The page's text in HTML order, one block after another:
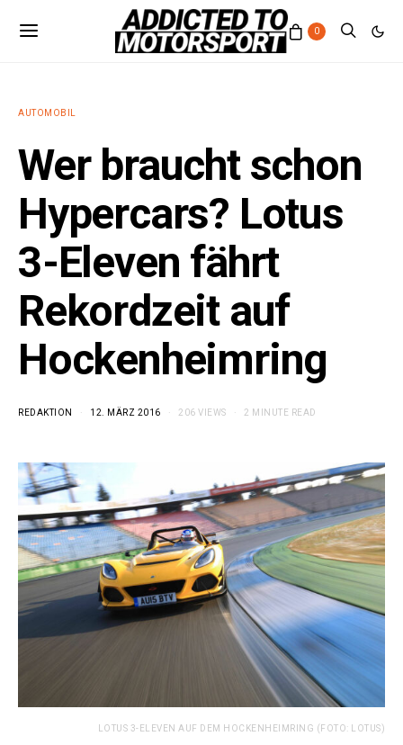
0
AUTOMOBIL
Wer braucht schon
Hypercars? Lotus
3-Eleven fährt
Rekordzeit auf
Hockenheimring
REDAKTION 12. MÄRZ 2016 206 VIEWS 2 MINUTE READ
LOTUS 3-ELEVEN AUF DEM HOCKENHEIMRING (FOTO: LOTUS)